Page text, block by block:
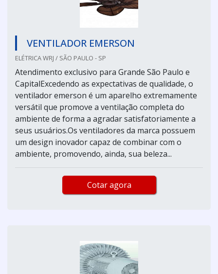
VENTILADOR EMERSON
ELÉTRICA WRJ / SÃO PAULO - SP
Atendimento exclusivo para Grande São Paulo e
CapitalExcedendo as expectativas de qualidade, o
ventilador emerson é um aparelho extremamente
versátil que promove a ventilação completa do
ambiente de forma a agradar satisfatoriamente a
seus usuários.Os ventiladores da marca possuem
um design inovador capaz de combinar com o
ambiente, promovendo, ainda, sua beleza...
Cotar agora